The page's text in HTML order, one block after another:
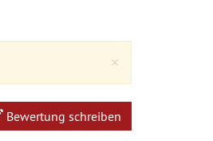
×
Bewertung schreiben